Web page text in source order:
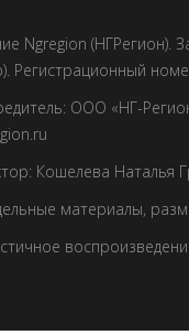
Ngregion
Регистрационный
ООО «НГ-
Кошелева Наталья
материалы,